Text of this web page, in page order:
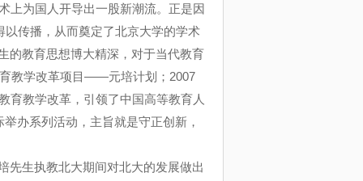
上为国人开导出一股新潮流。正是因
以传播，从而奠定了北京大学的学术
的教育思想博大精深，对于当代教育
教学改革项目——元培计划； 2007
育教学改革，引领了中国高等教育人
举办系列活动，主旨就是守正创新，
先生执教北大期间对北大的发展做出